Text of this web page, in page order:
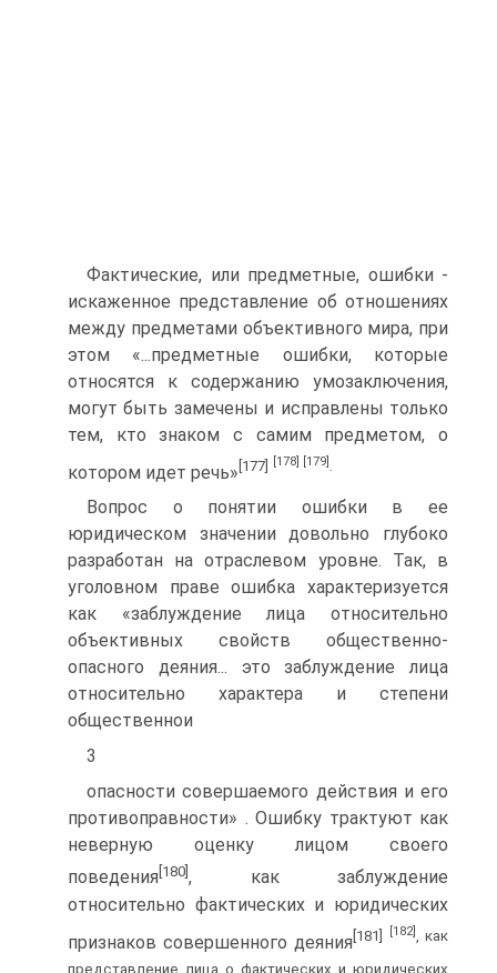
Фактические, или предметные, ошибки -
искаженное представление об отношениях
между предметами объективного мира, при
этом «...предметные ошибки, которые
относятся к содержанию умозаключения,
могут быть замечены и исправлены только
тем, кто знаком с самим предметом, о
котором идет речь» [177] [178] [179] .
Вопрос о понятии ошибки в ее
юридическом значении довольно глубоко
разработан на отраслевом уровне. Так, в
уголовном праве ошибка характеризуется
как «заблуждение лица относительно
объективных свойств общественно-
опасного деяния... это заблуждение лица
относительно характера и степени
общественнои
3
опасности совершаемого действия и его
противоправности» . Ошибку трактуют как
неверную оценку лицом своего
поведения [180] , как заблуждение
относительно фактических и юридических
признаков совершенного деяния [181] [182], как
представление лица о фактических и юридических